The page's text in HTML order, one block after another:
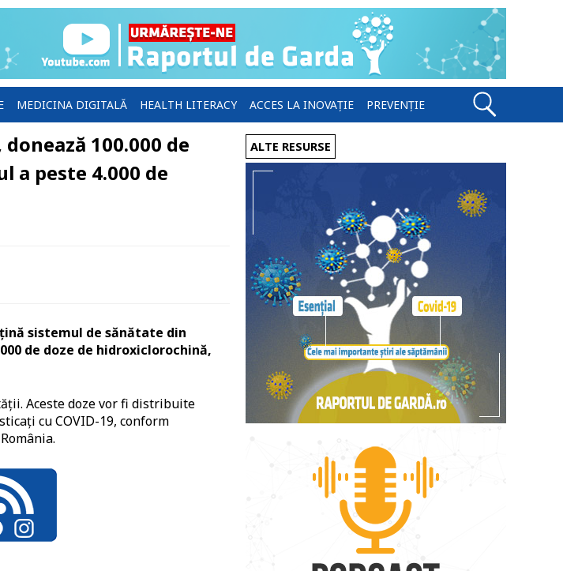
MEDICINA DIGITALĂ HEALTH LITERACY ACCES LA INOVAȚIE PREVENȚIE
100.000 de
peste 4.000 de
sistemul de sănătate din
de doze de hidroxiclorochină,
Aceste doze vor fi distribuite
cu COVID-19, conform
ALTE RESURSE